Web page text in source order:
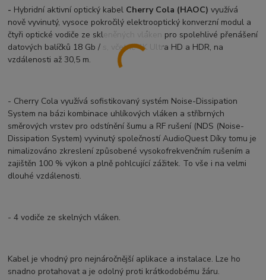
- Hybridní aktivní optický kabel Cherry Cola (HAOC) využívá
nově vyvinutý, vysoce pokročilý elektrooptický konverzní modul a
čtyři optické vodiče ze skleněných vláken pro spolehlivé přenášení
datových balíčků 18 Gb / s, včetně 4K Ultra HD a HDR, na
vzdálenosti až 30,5 m.
- Cherry Cola využívá sofistikovaný systém Noise-Dissipation
System na bázi kombinace uhlíkových vláken a stříbrných
směrových vrstev pro odstínění šumu a RF rušení (NDS (Noise-
Dissipation System) vyvinutý společností AudioQuest Díky tomu je
nimalizováno zkreslení způsobené vysokofrekvenčním rušením a
zajištěn 100 % výkon a plně pohlcující zážitek. To vše i na velmi
dlouhé vzdálenosti.
- 4 vodiče ze skelných vláken.
Kabel je vhodný pro nejnáročnější aplikace a instalace. Lze ho
snadno protahovat a je odolný proti krátkodobému žáru.